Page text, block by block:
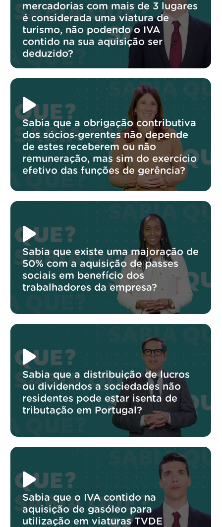
mercadorias com mais de 3 lugares
é considerada uma viatura de
turismo, não podendo o IVA
contido na sua aquisição ser
deduzido?
Sabia que a obrigação contributiva
dos sócios‑gerentes não depende
de estes receberem ou não
remuneração, mas sim do exercício
efetivo das funções de gerência?
Sabia que existe uma majoração de
50% com a aquisição de passes
sociais em benefício dos
trabalhadores da empresa?
Sabia que a distribuição de lucros
ou dividendos a sociedades não
residentes pode estar isenta de
tributação em Portugal?
Sabia que o IVA contido na
aquisição de gasóleo para
utilização em viaturas TVDE